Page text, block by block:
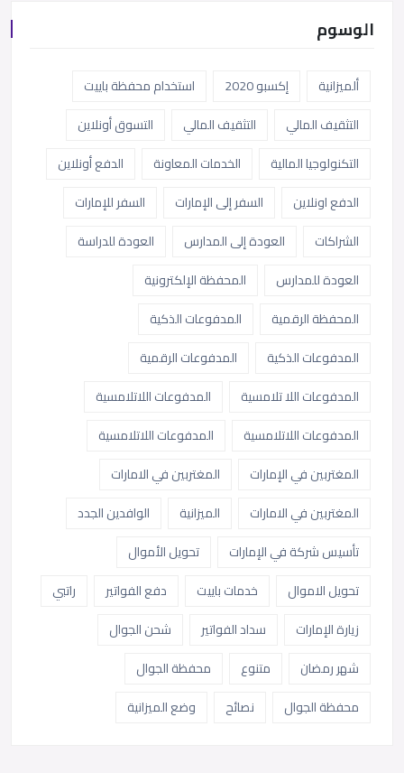
الوسوم
ألميزانية إكسبو 2020
استخدام محفظة باييت
التثقيف المالي
التثقيف المالي
التسوق أونلاين
التكنولوجيا المالية
الخدمات المعاونة
الدفع أونلاين
الدفع اونلاين
السفر إلى الإمارات
السفر للإمارات
الشراكات
العودة إلى المدارس
العودة للدراسة
العودة للمدارس
المحفظة الإلكترونية
المحفظة الرقمية
المدفوعات الذكية
المدفوعات الذكية
المدفوعات الرقمية
المدفوعات اللا تلامسية
المدفوعات اللاتلامسية
المدفوعات اللاتلامسية
المدفوعات اللاتلامسية
المغتربين في الإمارات
المغتربين في الامارات
المغتربين في الامارات
الميزانية
الوافدين الجدد
تأسيس شركة في الإمارات
تحويل الأموال
تحويل الاموال
خدمات باييت دفع الفواتير
راتبي
زيارة الإمارات
سداد الفواتير
شحن الجوال
شهر رمضان
متنوع
محفظة الجوال
محفظة الجوال
نصائح وضع الميزانية